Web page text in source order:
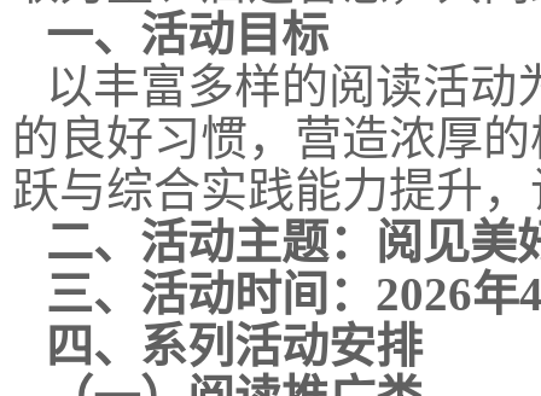
一、活动目标
以丰富多样的阅读活动
的良好习惯，营造浓厚
跃与综合实践能力提升
二、活动主题：阅见美
三、活动时间：2026
四、系列活动安排